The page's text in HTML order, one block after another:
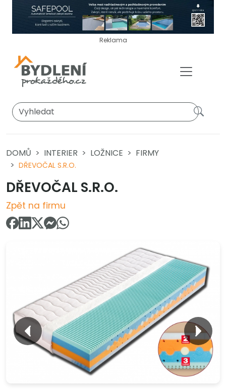
Reklama
DOMŮ INTERIER LOŽNICE FIRMY
DŘEVOČAL S.R.O.
DŘEVOČAL S.R.O.
Zpět na firmu